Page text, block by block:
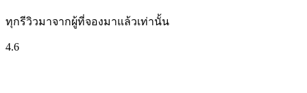
ทุกรีวิวมาจากผู้ที่จองมาแล้วเท่านั้น
4.6